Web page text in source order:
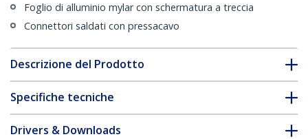
Foglio di alluminio mylar con schermatura a treccia
Connettori saldati con pressacavo
Descrizione del Prodotto
Specifiche tecniche
Drivers & Downloads